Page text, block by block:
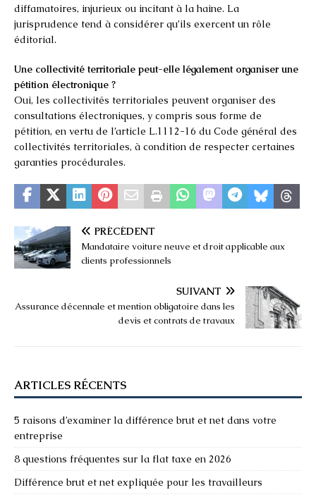
diffamatoires, injurieux ou incitant à la haine. La
jurisprudence tend à considérer qu’ils exercent un rôle
éditorial.
Une collectivité territoriale peut-elle légalement organiser une
pétition électronique ?
Oui, les collectivités territoriales peuvent organiser des
consultations électroniques, y compris sous forme de
pétition, en vertu de l’article L.1112-16 du Code général des
collectivités territoriales, à condition de respecter certaines
garanties procédurales.
PRÉCÉDENT
Mandataire voiture neuve et droit applicable aux
clients professionnels
SUIVANT
Assurance décennale et mention obligatoire dans les
devis et contrats de travaux
ARTICLES RÉCENTS
5 raisons d’examiner la différence brut et net dans votre
entreprise
8 questions fréquentes sur la flat taxe en 2026
Différence brut et net expliquée pour les travailleurs